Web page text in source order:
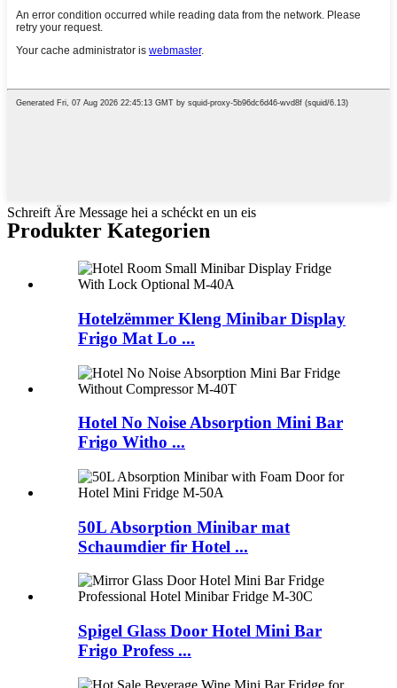
Schreift Äre Message hei a schéckt en un eis
Produkter Kategorien
Hotelzëmmer Kleng Minibar Display
Frigo Mat Lo ...
Hotel No Noise Absorption Mini Bar
Frigo Witho ...
50L Absorption Minibar mat
Schaumdier fir Hotel ...
Spigel Glass Door Hotel Mini Bar
Frigo Profess ...